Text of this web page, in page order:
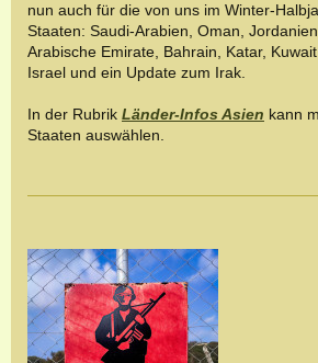
nun auch für die von uns im Winter-
Staaten: Saudi-Arabien, Oman,
Arabische Emirate, Bahrain, Katar,
Israel und ein Update zum Irak.
In der Rubrik Länder-Infos Asien kann
Staaten auswählen.